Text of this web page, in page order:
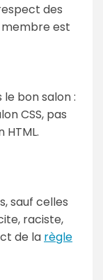
des
est
le bon salon :
CSS, pas
sauf celles
raciste,
de la règle